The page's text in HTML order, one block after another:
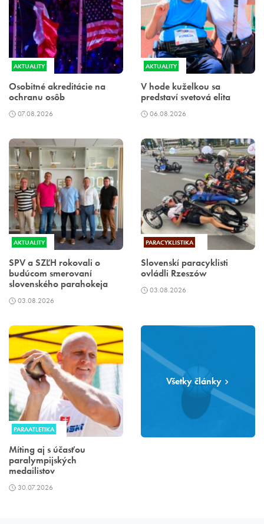
AKTUALITY
Osobitné akreditácie na
ochranu osôb
07.08.2026
AKTUALITY
V hode kuželkou sa
predstaví svetová elita
06.08.2026
AKTUALITY
SPV a SZĽH rokovali o
budúcom smerovaní
slovenského parahokeja
03.08.2026
PARACYKLISTIKA
Slovenskí paracyklisti
ovládli Rzeszów
03.08.2026
PARAATLETIKA
Míting aj s účasťou
paralympijských
medailistov
30.07.2026
Všetky články